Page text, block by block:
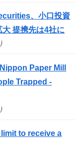
、小口投資
提携先は4社に
Paper Mill
Trapped -
to receive a